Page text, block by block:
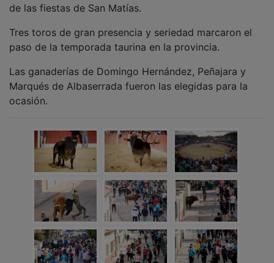
de las fiestas de San Matías.
Tres toros de gran presencia y seriedad marcaron el
paso de la temporada taurina en la provincia.
Las ganaderías de Domingo Hernández, Peñajara y
Marqués de Albaserrada fueron las elegidas para la
ocasión.